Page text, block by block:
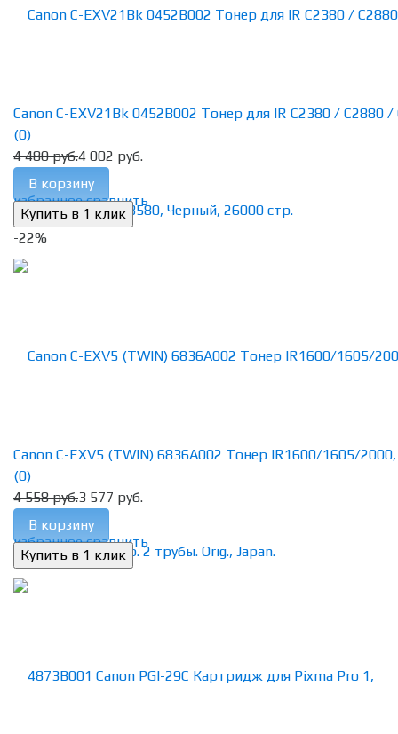
избранное сравнить
Canon C-EXV21Bk 0452B002 Тонер для IR C2380 / C2880 /
(0)
4 480 руб.4 002 руб.
В корзину
-22%
избранное сравнить
Canon C-EXV5 (TWIN) 6836A002 Тонер IR1600/1605/2000,
(0)
4 558 руб.3 577 руб.
В корзину